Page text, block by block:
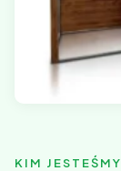
KIM JESTEŚMY